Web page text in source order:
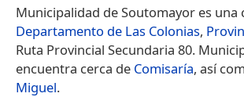
Municipalidad de Soutomayor es una
Departamento de Las Colonias,
Ruta Provincial Secundaria 80.
encuentra cerca de Comisaría, así
Miguel.